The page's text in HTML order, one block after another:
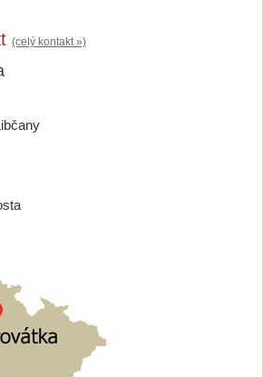
(celý kontakt »)